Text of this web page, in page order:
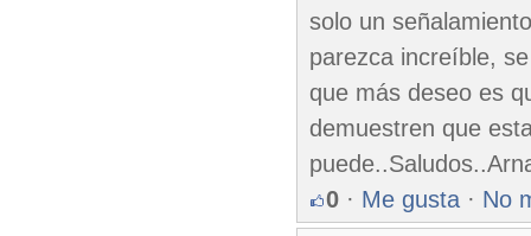
solo un
parezca increíble,
que más deseo es
demuestren que
0 · Me gusta · No